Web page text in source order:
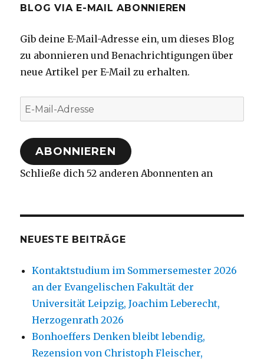
BLOG VIA E-MAIL ABONNIEREN
Gib deine E-Mail-Adresse ein, um dieses Blog
zu abonnieren und Benachrichtigungen über
neue Artikel per E-Mail zu erhalten.
E-
Mail-
Adresse
ABONNIEREN
Schließe dich 52 anderen Abonnenten an
NEUESTE BEITRÄGE
Kontaktstudium im Sommersemester 2026
an der Evangelischen Fakultät der
Universität Leipzig, Joachim Leberecht,
Herzogenrath 2026
Bonhoeffers Denken bleibt lebendig,
Rezension von Christoph Fleischer,